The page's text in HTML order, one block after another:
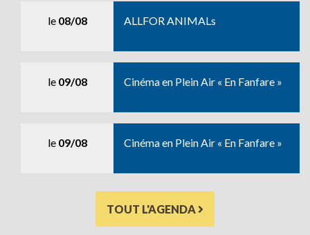
le 08/08 ALLFOR ANIMALs
le 09/08 Cinéma en Plein Air « En Fanfare »
le 09/08 Cinéma en Plein Air « En Fanfare »
TOUT L'AGENDA